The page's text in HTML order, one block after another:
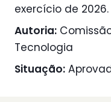
exercício de 2026.
Autoria:
Tecnologia
Situação: